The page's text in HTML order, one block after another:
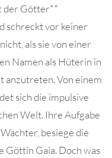
der Götter**
schreckt vor keiner
als sie von einer
Namen als Hüterin in
Von einem
sich die impulsive
Welt. Ihre Aufgabe
besiege die
Göttin Gaia. Doch was